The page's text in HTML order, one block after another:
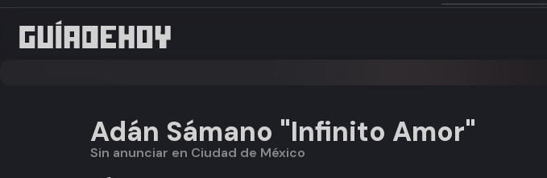
Adán Sámano "Infinito Amor"
Sin anunciar en Ciudad de México